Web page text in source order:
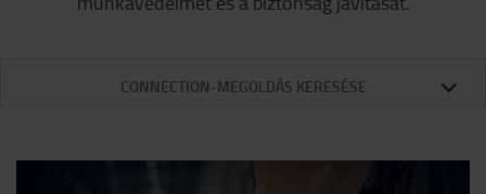
CONNECTION-MEGOLDÁS KERESÉSE